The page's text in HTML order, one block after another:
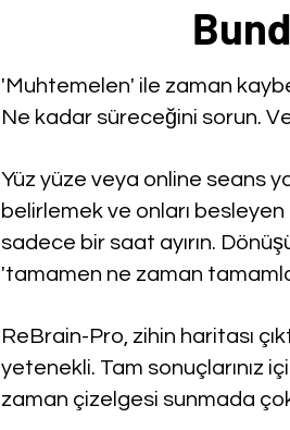
'Muhtemelen' ile zaman
Ne kadar süreceğini sorun.
Yüz yüze veya online seans
belirlemek ve onları
sadece bir saat ayırın.
'tamamen ne zaman
ReBrain-Pro, zihin haritası
yetenekli. Tam sonuçlarınız
zaman çizelgesi sunmada